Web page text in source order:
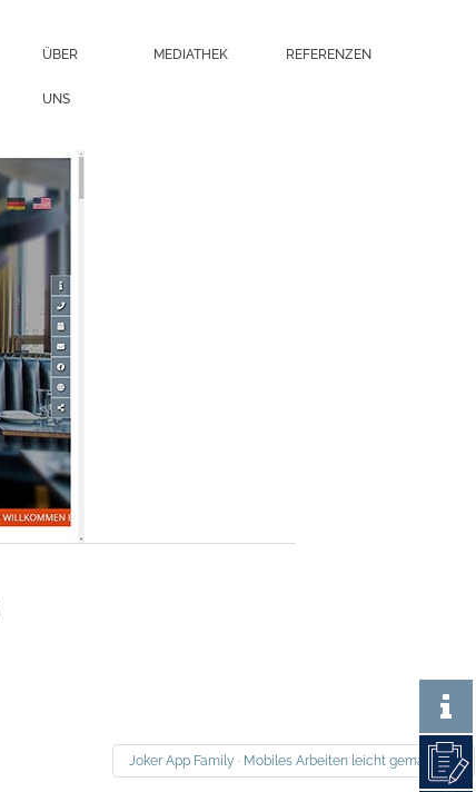
ÜBER
UNS
MEDIATHEK REFERENZEN
Joker App Family · Mobiles Arbeiten leicht gemacht